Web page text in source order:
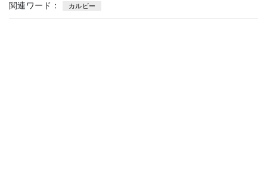
関連ワード： カルビー